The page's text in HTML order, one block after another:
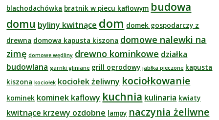
blachodachówka bratnik w piecu kaflowym budowa
domu byliny kwitnące dom domek gospodarczy z
drewna domowa kapusta kiszona domowe nalewki na
zimę domowe wędliny drewno kominkowe działka
budowlana garnki gliniane grill ogrodowy jabłka pieczone kapusta
kiszona kociołek kociołek żeliwny kociołkowanie
kominek kominek kaflowy kuchnia kulinaria kwiaty
kwitnące krzewy ozdobne lampy naczynia żeliwne